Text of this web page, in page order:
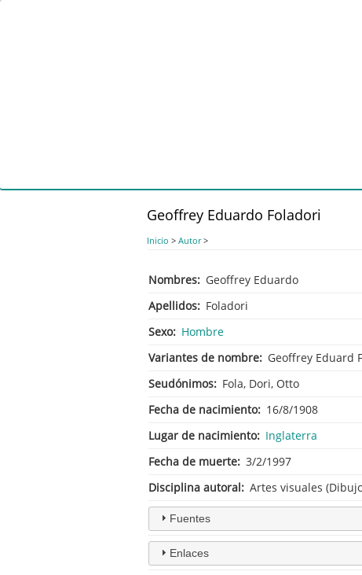
Geoffrey Eduardo Foladori
Inicio > Autor>
Nombres
Geoffrey Eduardo
Apellidos
Foladori
Sexo
Hombre
Variantes de nombre
Geoffrey Eduard
Seudónimos
Fola, Dori, Otto
Fecha de nacimiento
16/8/1908
Lugar de nacimiento
Inglaterra
Fecha de muerte 3/2/1997
Disciplina autoral
Artes visuales
Fuentes
Enlaces